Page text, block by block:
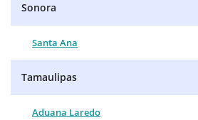
Sonora
Santa Ana
Tamaulipas
Aduana Laredo